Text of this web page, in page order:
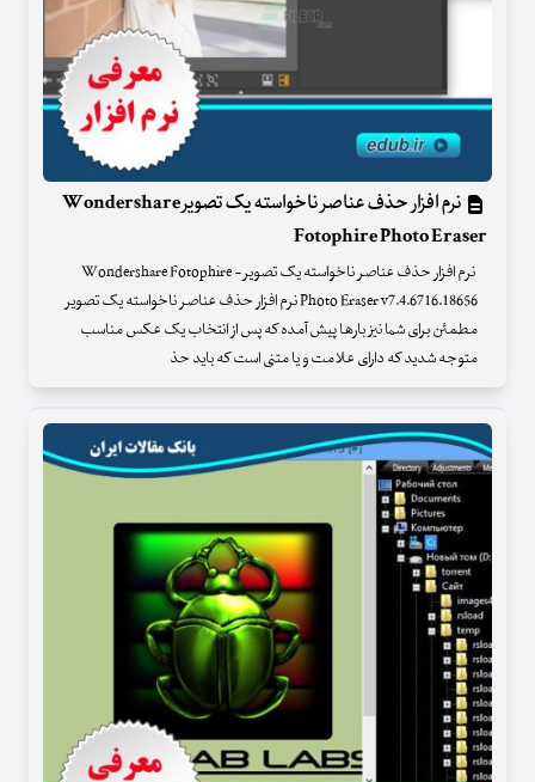
نرم افزار حذف عناصر ناخواسته یک تصویر Wondershare
Fotophire Photo Eraser
نرم افزار حذف عناصر ناخواسته یک تصویر - Wondershare Fotophire
Photo Eraser v7.4.6716.18656 نرم افزار حذف عناصر ناخواسته یک تصویر
مطمئن برای شما نیز بارها پیش آمده که پس از انتخاب یک عکس مناسب
متوجه شدید که دارای علامت و یا متنی است که باید حذ